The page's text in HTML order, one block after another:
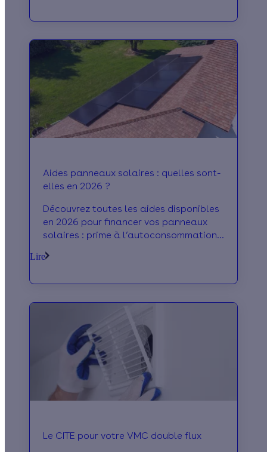
Aides panneaux solaires : quelles sont-
elles en 2026 ?
Découvrez toutes les aides disponibles
en 2026 pour financer vos panneaux
solaires : prime à l’autoconsommation,
encore.
Lire
Le CITE pour votre VMC double flux